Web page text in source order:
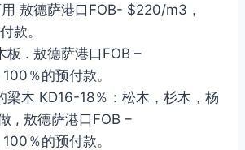
敖德萨港口FOB- $220/m3，
款。
板 . 敖德萨港口FOB –
％的预付款。
梁木 KD16-18％：松木，杉木，杨
, 敖德萨港口FOB –
％的预付款。